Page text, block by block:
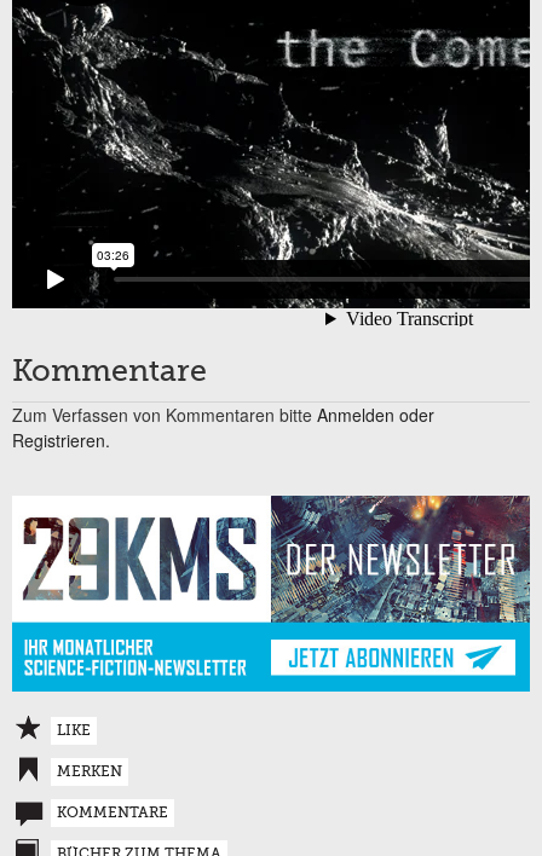
Kommentare
Zum Verfassen von Kommentaren bitte Anmelden oder
Registrieren.
LIKE
MERKEN
KOMMENTARE